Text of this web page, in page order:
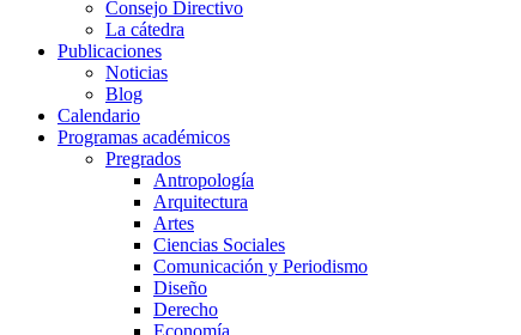
Consejo Directivo
La cátedra
Publicaciones
Noticias
Blog
Calendario
Programas académicos
Pregrados
Antropología
Arquitectura
Artes
Ciencias Sociales
Comunicación y Periodismo
Diseño
Derecho
Economía